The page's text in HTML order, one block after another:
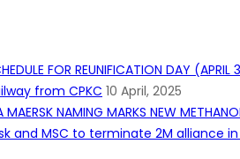
FOR REUNIFICATION DAY
from CPKC 10 April, 2025
NAMING MARKS NEW
and MSC to terminate 2M alliance